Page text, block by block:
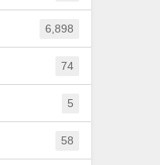
6,898
74
5
58